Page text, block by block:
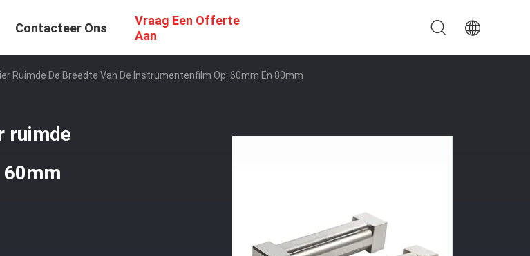
Contacteer Ons
Vraag Een Offerte
Aan
Ruimde De Breedte Van De Instrumentenfilm Op: 60mm En 80mm
ruimde